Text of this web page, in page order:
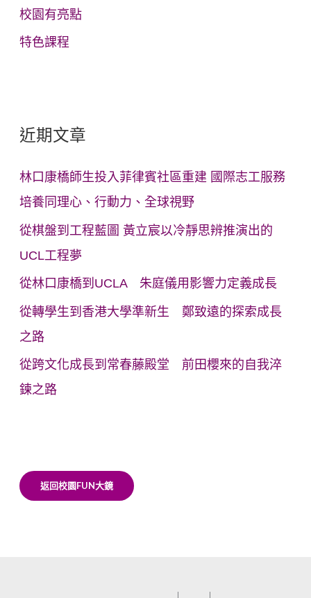
校園有亮點
特色課程
近期文章
林口康橋師生投入菲律賓社區重建 國際志工服務
培養同理心、行動力、全球視野
從棋盤到工程藍圖 黃立宸以冷靜思辨推演出的
UCL工程夢
從林口康橋到UCLA 朱庭儀用影響力定義成長
從轉學生到香港大學準新生 鄭致遠的探索成長
之路
從跨文化成長到常春藤殿堂 前田櫻來的自我淬
鍊之路
返回校園FUN大鏡